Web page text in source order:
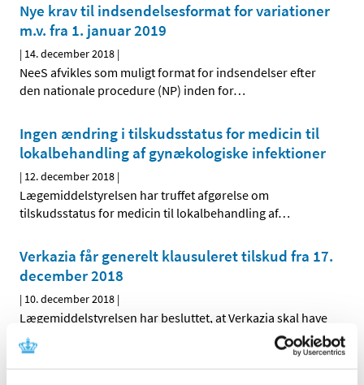
Nye krav til indsendelsesformat for variationer
m.v. fra 1. januar 2019
| 14. december 2018 |
NeeS afvikles som muligt format for indsendelser efter
den nationale procedure (NP) inden for…
Ingen ændring i tilskudsstatus for medicin til
lokalbehandling af gynækologiske infektioner
| 12. december 2018 |
Lægemiddelstyrelsen har truffet afgørelse om
tilskudsstatus for medicin til lokalbehandling af…
Verkazia får generelt klausuleret tilskud fra 17.
december 2018
| 10. december 2018 |
Lægemiddelstyrelsen har besluttet, at Verkazia skal have
generelt klausuleret tilskud til børn og unge med svær…